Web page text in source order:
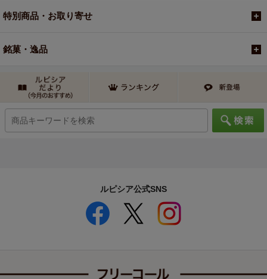
特別商品・お取り寄せ
銘菓・逸品
ルピシア公式SNS